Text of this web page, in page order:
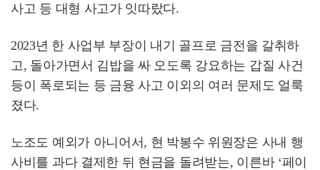
사고 등 대형 사고가 잇따랐다.
2023년 한 사업부 부장이 내기 골프로 금전을 갈취하
고, 돌아가면서 김밥을 싸 오도록 강요하는 갑질 사건
등이 폭로되는 등 금융 사고 이외의 여러 문제도 얼룩
졌다.
노조도 예외가 아니어서, 현 박봉수 위원장은 사내 행
사비를 과다 결제한 뒤 현금을 돌려받는, 이른바 ‘페이